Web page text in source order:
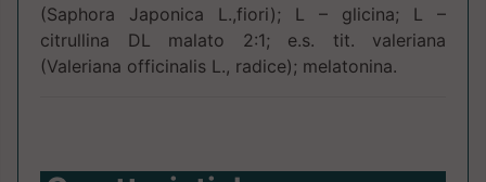
(Saphora Japonica L.,fiori); L – glicina; L –
citrullina DL malato 2:1; e.s. tit. valeriana
(Valeriana officinalis L., radice); melatonina.